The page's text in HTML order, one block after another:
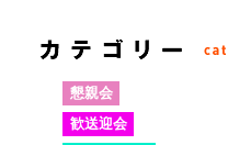
懇親会
歓送迎会